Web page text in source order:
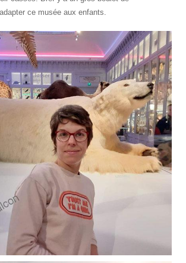
ce musée aux enfants.